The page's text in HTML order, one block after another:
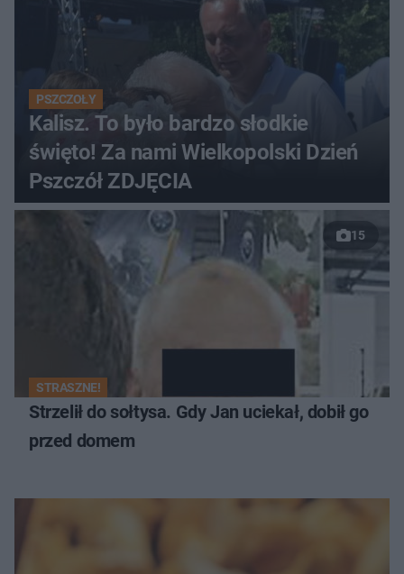
PSZCZOŁY
Kalisz. To było bardzo słodkie
święto! Za nami Wielkopolski Dzień
Pszczół ZDJĘCIA
15
STRASZNE!
Strzelił do sołtysa. Gdy Jan uciekał, dobił go
przed domem